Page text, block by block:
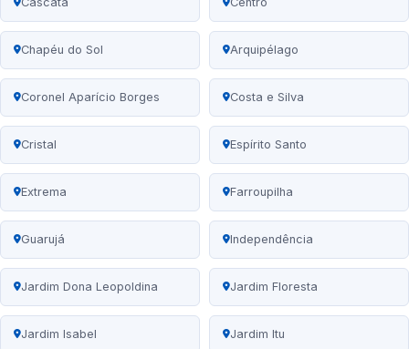
Chapéu do Sol Arquipélago
Coronel Aparício Borges Costa e Silva
Cristal Espírito Santo
Extrema Farroupilha
Guarujá Independência
Jardim Dona Leopoldina Jardim Floresta
Jardim Isabel Jardim Itu